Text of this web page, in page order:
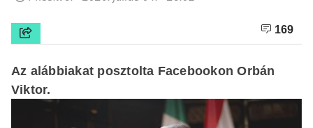
169
Az alábbiakat posztolta Facebookon Orbán
Viktor.